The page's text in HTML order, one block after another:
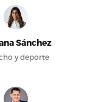
Sánchez
y deporte